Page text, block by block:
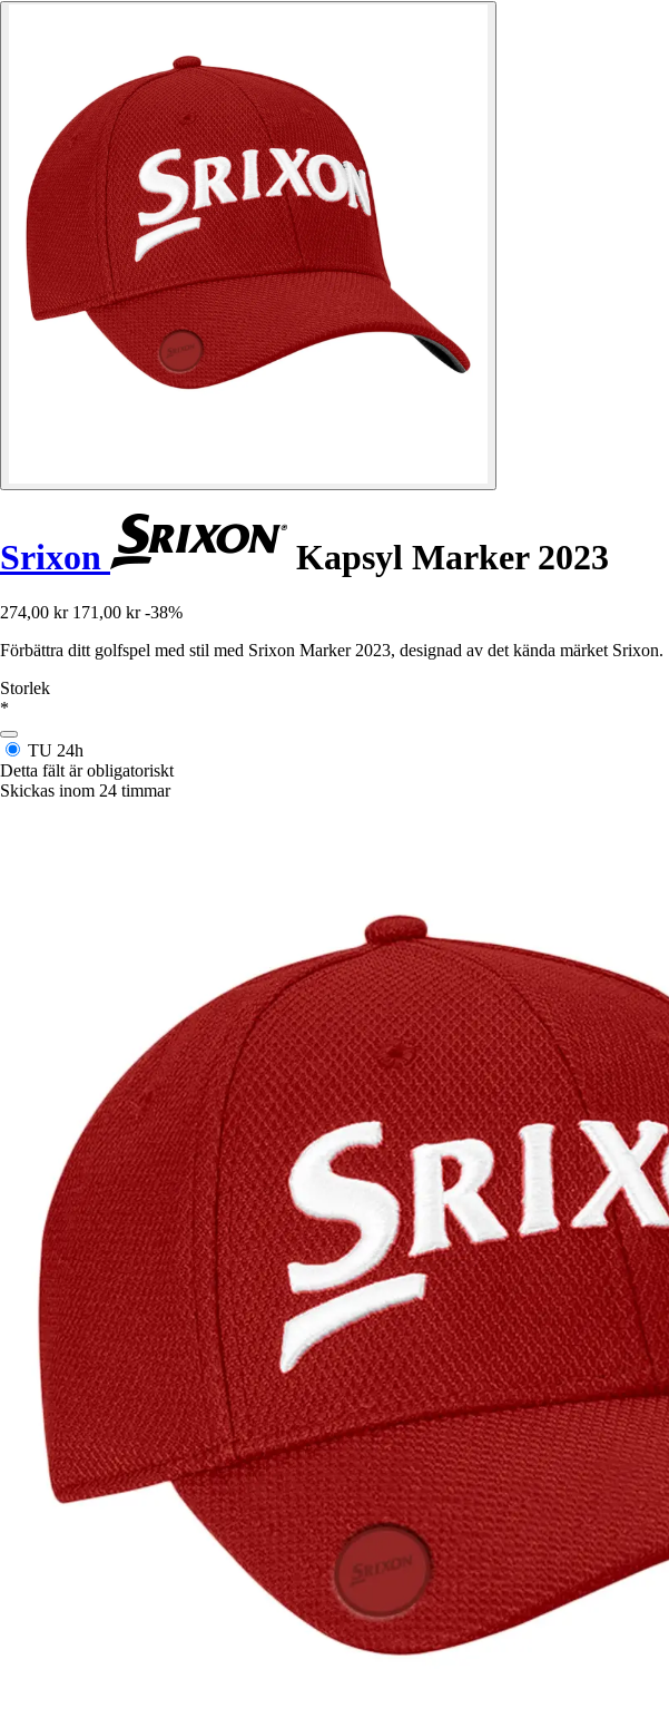
Srixon Kapsyl Marker 2023
274,00 kr 171,00 kr -38%
Förbättra ditt golfspel med stil med Srixon Marker 2023, designad av det kända märket Srixon.
Storlek
*
TU 24h
Detta fält är obligatoriskt
Skickas inom 24 timmar